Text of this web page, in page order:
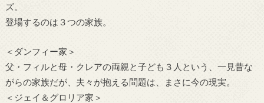
ズ。
登場するのは３つの家族。
＜ダンフィー家＞
父・フィルと母・クレアの両親と子ども３人という、一見昔な
がらの家族だが、夫々が抱える問題は、まさに今の現実。
＜ジェイ＆グロリア家＞